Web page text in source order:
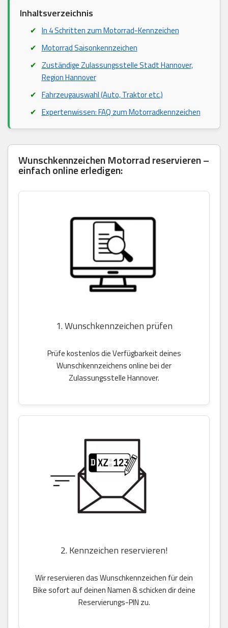
Inhaltsverzeichnis
In 4 Schritten zum Motorrad-Kennzeichen
Motorrad Saisonkennzeichen
Zuständige Zulassungsstelle Stadt Hannover,
Region Hannover
Fahrzeugauswahl (Auto, Traktor etc.)
Expertenwissen: FAQ zum Motorradkennzeichen
Wunschkennzeichen Motorrad reservieren –
einfach online erledigen:
1. Wunschkennzeichen prüfen
Prüfe kostenlos die Verfügbarkeit deines
Wunschkennzeichens online bei der
Zulassungsstelle Hannover.
2. Kennzeichen reservieren!
Wir reservieren das Wunschkennzeichen für dein
Bike sofort auf deinen Namen & schicken dir deine
Reservierungs-PIN zu.